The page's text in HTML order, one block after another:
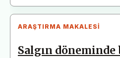
ARAŞTIRMA MAKALESI
Salgın döneminde